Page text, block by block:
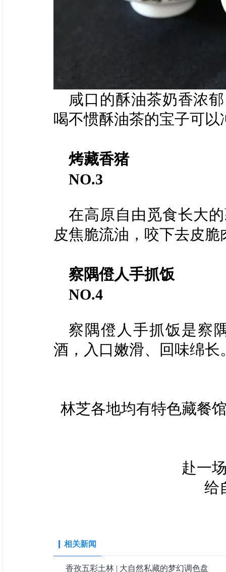
咸口的酥油茶奶香浓
喝不惯酥油茶的宝子可
烤藏香猪
NO.3
皮焦脆流油，咬下去皮